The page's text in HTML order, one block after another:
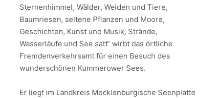
Sternenhimmel, Wälder, Weiden und Tiere,
Baumriesen, seltene Pflanzen und Moore,
Geschichten, Kunst und Musik, Strände,
Wasserläufe und See satt“ wirbt das örtliche
Fremdenverkehrsamt für einen Besuch des
wunderschönen Kummerower Sees.
Er liegt im Landkreis Mecklenburgische Seenplatte